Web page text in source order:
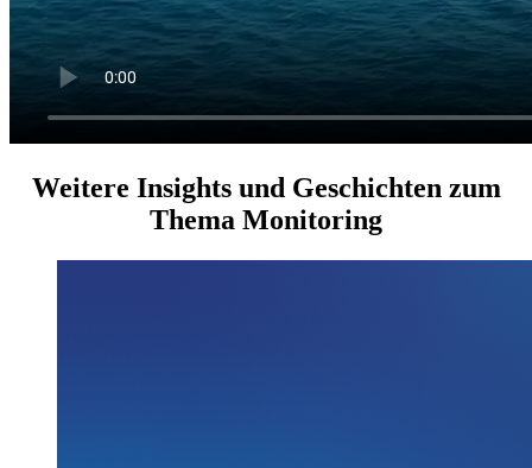
Weitere Insights und Geschichten zum
Thema Monitoring